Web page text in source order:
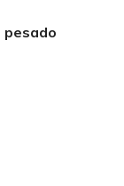
pesado